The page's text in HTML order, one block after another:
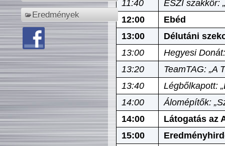
Eredmények
11:40
ESZI szakkör:
12:00
Ebéd
13:00
Délutáni
13:00
Hegyesi
13:20
TeamTAG: „A
13:40
Légbőlkapott:
14:00
Álomépítők:
14:00
Látogatás az
15:00